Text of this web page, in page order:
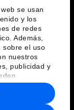
se usan
y los
de redes
Además,
sobre el uso
nuestros
publicidad y
que les
hayan
que haya